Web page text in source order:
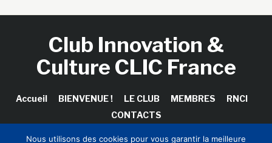
Club Innovation &
Culture CLIC France
Accueil BIENVENUE ! LE CLUB MEMBRES
RNCI
CONTACTS
Nous utilisons des cookies pour vous garantir la meilleure